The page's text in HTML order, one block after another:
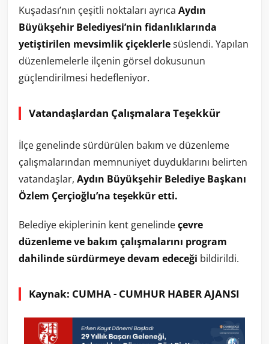
Kuşadası’nın çeşitli noktaları ayrıca Aydın
Büyükşehir Belediyesi’nin fidanlıklarında
yetiştirilen mevsimlik çiçeklerlesüslendi. Yapılan
düzenlemelerle ilçenin görsel dokusunun
güçlendirilmesi hedefleniyor.
Vatandaşlardan Çalışmalara Teşekkür
İlçe genelinde sürdürülen bakım ve düzenleme
çalışmalarından memnuniyet duyduklarını belirten
vatandaşlar, Aydın Büyükşehir Belediye Başkanı
Özlem Çerçioğlu’na teşekkür etti.
Belediye ekiplerinin kent genelindeçevre
düzenleme ve bakım çalışmalarını program
dahilinde sürdürmeye devam edeceği bildirildi.
Kaynak: CUMHA - CUMHUR HABER AJANSI